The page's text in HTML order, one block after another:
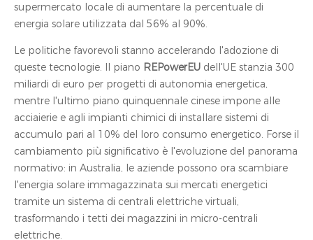
supermercato locale di aumentare la percentuale di
energia solare utilizzata dal 56% al 90%.
Le politiche favorevoli stanno accelerando l'adozione di
queste tecnologie. Il piano REPowerEU dell'UE stanzia 300
miliardi di euro per progetti di autonomia energetica,
mentre l'ultimo piano quinquennale cinese impone alle
acciaierie e agli impianti chimici di installare sistemi di
accumulo pari al 10% del loro consumo energetico. Forse il
cambiamento più significativo è l'evoluzione del panorama
normativo: in Australia, le aziende possono ora scambiare
l'energia solare immagazzinata sui mercati energetici
tramite un sistema di centrali elettriche virtuali,
trasformando i tetti dei magazzini in micro-centrali
elettriche.